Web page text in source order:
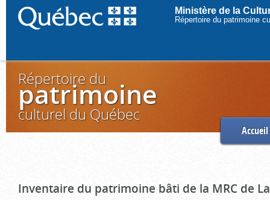
Ministère de la
Répertoire du patrimoine
Répertoire du
patrimoine
culturel du Québec
Accueil
Inventaire du patrimoine bâti de la MRC de